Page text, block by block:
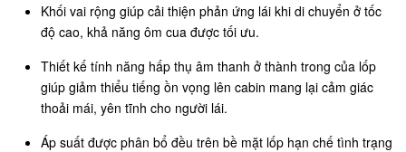
Khối vai rộng giúp cải thiện phản ứng lái khi di chuyển ở tốc
độ cao, khả năng ôm cua được tối ưu.
Thiết kế tính năng hấp thụ âm thanh ở thành trong của lốp
giúp giảm thiểu tiếng ồn vọng lên cabin mang lại cảm giác
thoải mái, yên tĩnh cho người lái.
Áp suất được phân bổ đều trên bề mặt lốp hạn chế tình trạng